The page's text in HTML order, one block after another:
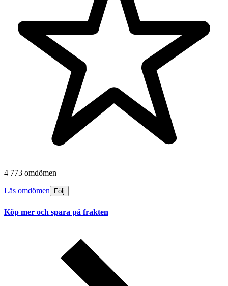
4 773 omdömen
Läs omdömen Följ
Köp mer och spara på frakten